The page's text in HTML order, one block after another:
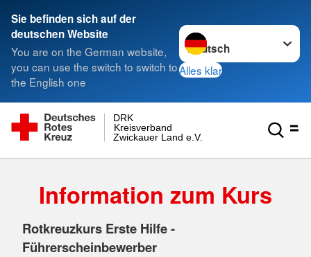
Sie befinden sich auf der
deutschen Website
You are on the German website,
you can use the switch to switch to
the English one
Sprache wechseln zu
Alles klar
Zwickauer Land e.V.
Kreisverband
DRK
Information zum Kurs
Rotkreuzkurs Erste Hilfe -
Führerscheinbewerber